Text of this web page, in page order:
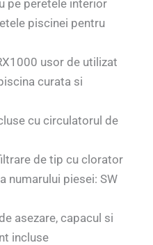
pe peretele interior
piscinei pentru
usor de utilizat
curata si
cu circulatorul de
de tip cu clorator
numarului piesei: SW
asezare, capacul si
incluse